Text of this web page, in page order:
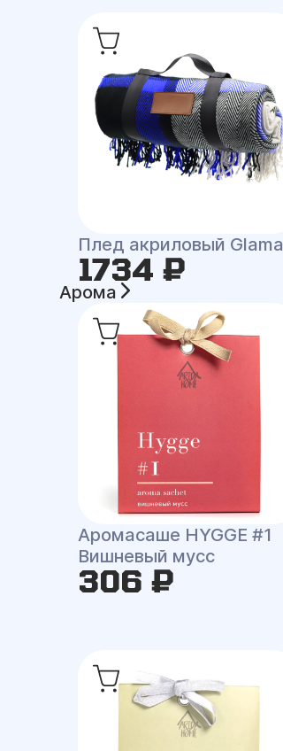
Плед акриловый Glama
1734 ₽
Арома
Аромасаше HYGGE #1
Вишневый мусс
306 ₽